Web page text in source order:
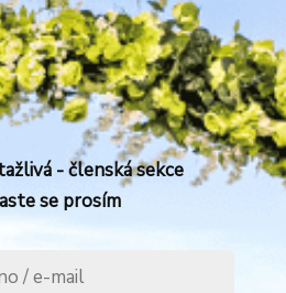
- členská sekce
se prosím